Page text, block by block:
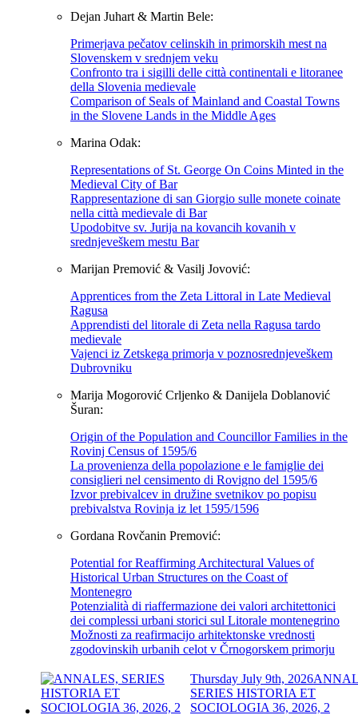
Dejan Juhart & Martin Bele:
Primerjava pečatov celinskih in primorskih mest na
Slovenskem v srednjem veku
Confronto tra i sigilli delle città continentali e litoranee
della Slovenia medievale
Comparison of Seals of Mainland and Coastal Towns
in the Slovene Lands in the Middle Ages
Marina Odak:
Representations of St. George On Coins Minted in the
Medieval City of Bar
Rappresentazione di san Giorgio sulle monete coinate
nella città medievale di Bar
Upodobitve sv. Jurija na kovancih kovanih v
srednjeveškem mestu Bar
Marijan Premović & Vasilj Jovović:
Apprentices from the Zeta Littoral in Late Medieval
Ragusa
Apprendisti del litorale di Zeta nella Ragusa tardo
medievale
Vajenci iz Zetskega primorja v poznosrednjeveškem
Dubrovniku
Marija Mogorović Crljenko & Danijela Doblanović
Šuran:
Origin of the Population and Councillor Families in the
Rovinj Census of 1595/6
La provenienza della popolazione e le famiglie dei
consiglieri nel censimento di Rovigno del 1595/6
Izvor prebivalcev in družine svetnikov po popisu
prebivalstva Rovinja iz let 1595/1596
Gordana Rovčanin Premović:
Potential for Reaffirming Architectural Values of
Historical Urban Structures on the Coast of
Montenegro
Potenzialità di riaffermazione dei valori architettonici
dei complessi urbani storici sul Litorale montenegrino
Možnosti za reafirmacijo arhitektonske vrednosti
zgodovinskih urbanih celot v Črnogorskem primorju
Thursday July 9th, 2026
SERIES HISTORIA ET
SOCIOLOGIA 36, 2026, 2